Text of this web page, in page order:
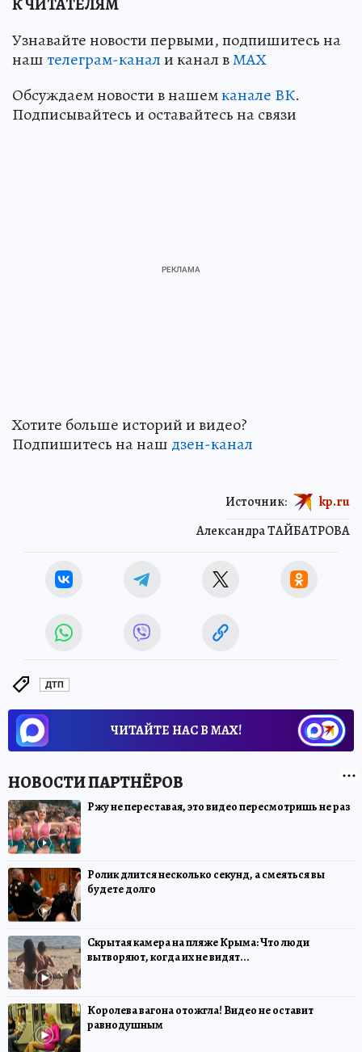
Узнавайте новости первыми, подпишитесь на
наштелеграм-канали канал вМАХ
Обсуждаем новости в нашемканале ВК.
Подписывайтесь и оставайтесь на связи
Хотите больше историй и видео?
Подпишитесь на наш дзен-канал
Александра ТАЙБАТРОВА
Источник: kp.ru
ДТП
ЧИТАЙТЕ НАС В МАХ!
Ржу не переставая, это видео пересмотришь не раз
Ролик длится несколько секунд, а смеяться вы
будете долго
Скрытая камера на пляже Крыма: Что люди
вытворяют, когда их не видят...
Королева вагона отожгла! Видео не оставит
равнодушным